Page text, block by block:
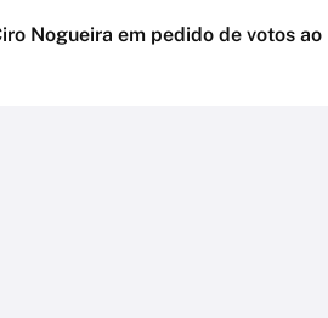
Nogueira em pedido de votos ao